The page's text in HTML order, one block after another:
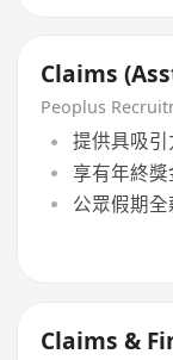
Claims
Peoplus
提供具吸
享有年終獎
公眾假期全
Claims &